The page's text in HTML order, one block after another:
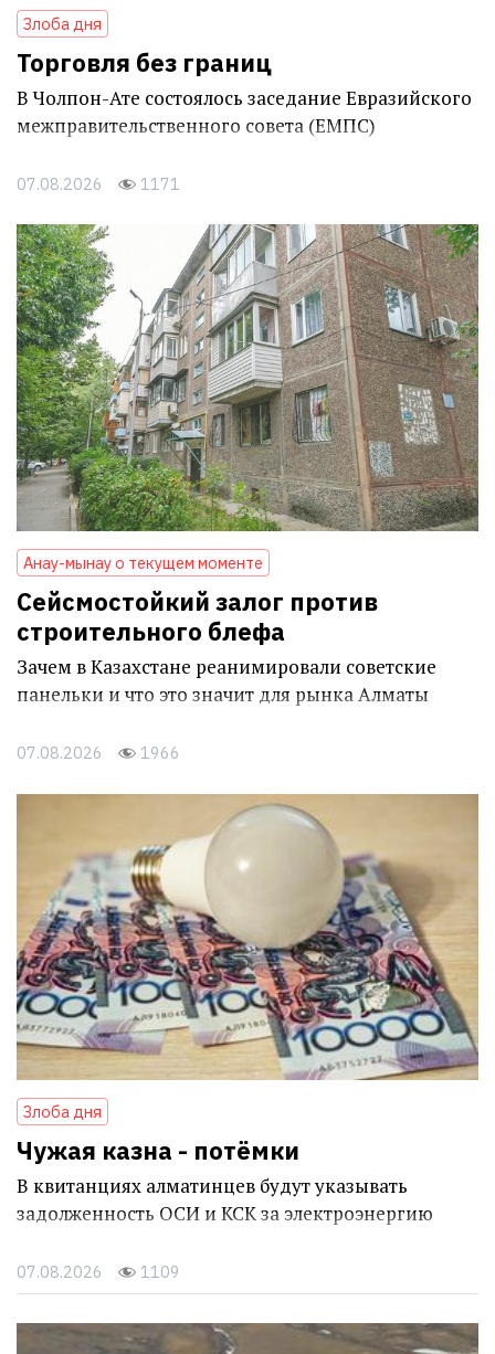
Злоба дня
Торговля без границ
В Чолпон-Ате состоялось заседание Евразийского
межправительственного совета (ЕМПС)
07.08.2026 1171
Анау-мынау о текущем моменте
Сейсмостойкий залог против
строительного блефа
Зачем в Казахстане реанимировали советские
панельки и что это значит для рынка Алматы
07.08.2026 1966
Злоба дня
Чужая казна - потёмки
В квитанциях алматинцев будут указывать
задолженность ОСИ и КСК за электроэнергию
07.08.2026 1109